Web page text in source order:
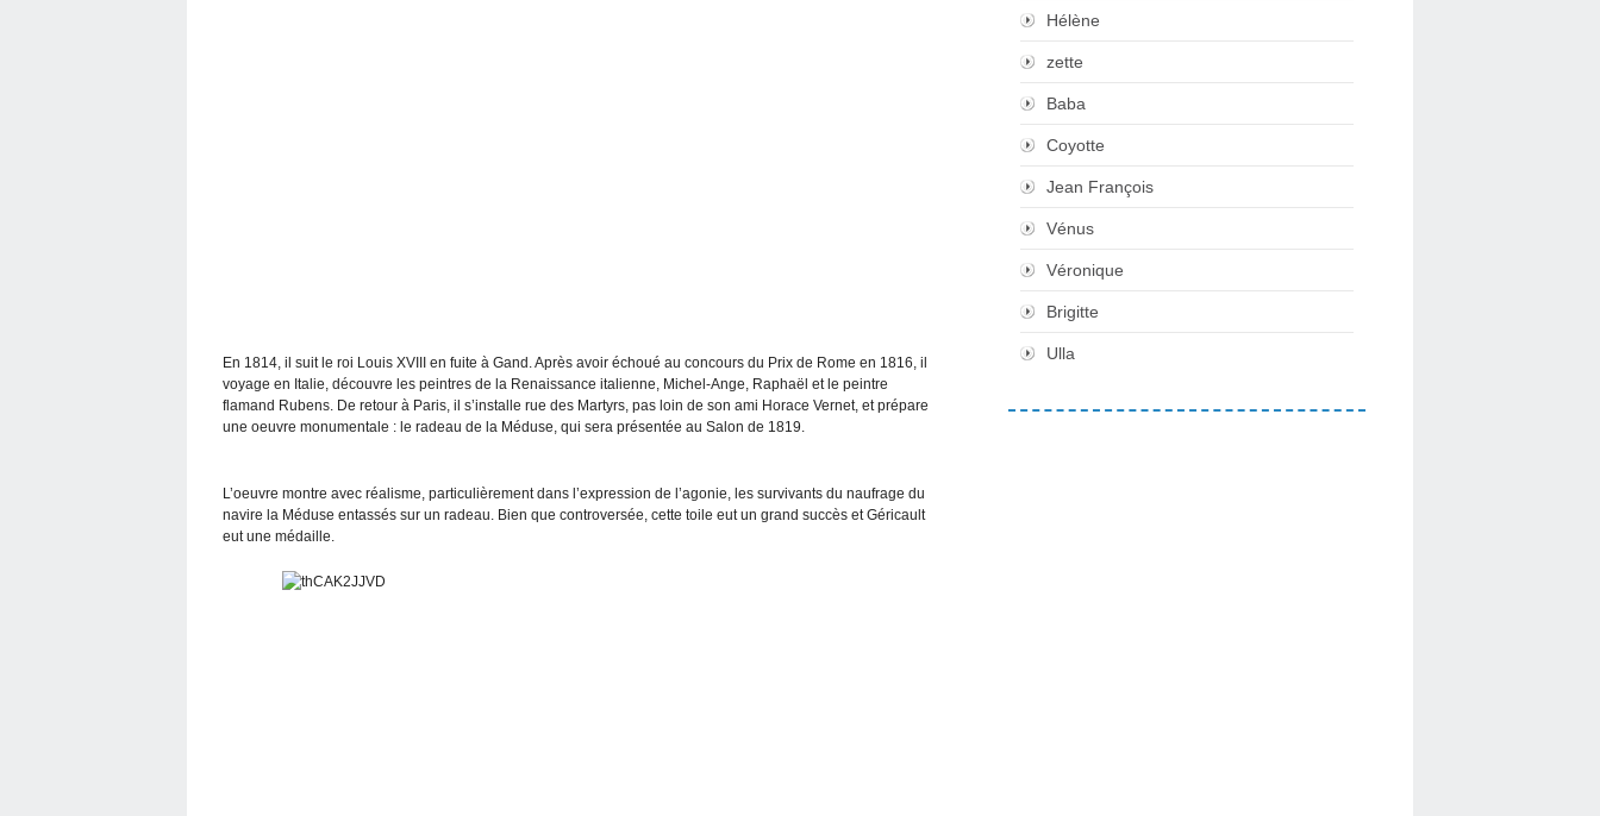
En 1814, il suit le roi Louis XVIII en fuite à Gand. Après avoir échoué au concours du Prix de Rome en 1816, il
voyage en Italie, découvre les peintres de la Renaissance italienne, Michel-Ange, Raphaël et le peintre
flamand Rubens. De retour à Paris, il s’installe rue des Martyrs, pas loin de son ami Horace Vernet, et prépare
une oeuvre monumentale : le radeau de la Méduse, qui sera présentée au Salon de 1819.
L’oeuvre montre avec réalisme, particulièrement dans l’expression de l’agonie, les survivants du naufrage du
navire la Méduse entassés sur un radeau. Bien que controversée, cette toile eut un grand succès et Géricault
eut une médaille.
Hélène
zette
Baba
Coyotte
Jean François
Vénus
Véronique
Brigitte
Ulla